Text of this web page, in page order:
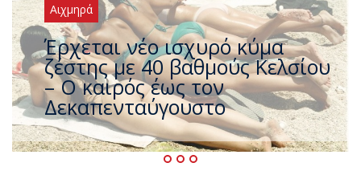
Αιχμηρά
Άφαντος ο Τσίπρας… την ώρα
που η χώρα καίγεται